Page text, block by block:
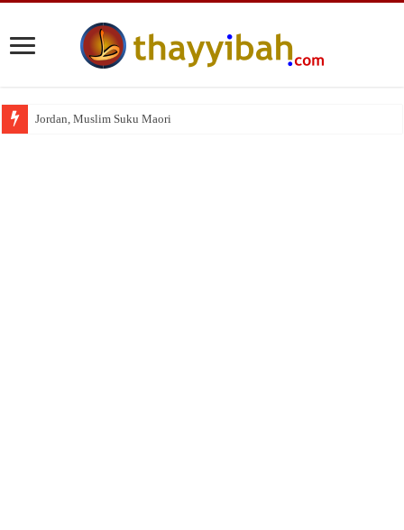
Jordan, Muslim Suku Maori